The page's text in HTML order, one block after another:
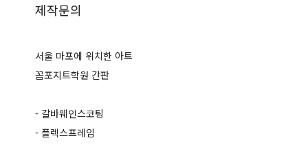
제작문의
서울 마포에 위치한 아트
꼼포지트학원 간판
- 갈바웨인스코팅
- 플렉스프레임